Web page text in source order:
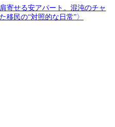
寄せる安アパート。混沌のチャ
移民の“対照的な日常”〉